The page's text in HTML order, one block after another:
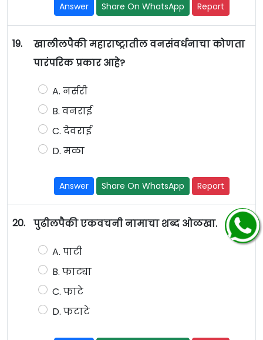
Answer Share On WhatsApp Report
19.
खालीलपैकी महाराष्ट्रातील वनसंवर्धनाचा कोणता
पारंपरिक प्रकार आहे?
A. नर्सरी
B. वनराई
C. देवराई
D. मळा
Answer Share On WhatsApp Report
20. पुढीलपैकी एकवचनी नामाचा शब्द ओळखा.
A. पाटी
B. फाट्या
C. फाटे
D. फटाटे